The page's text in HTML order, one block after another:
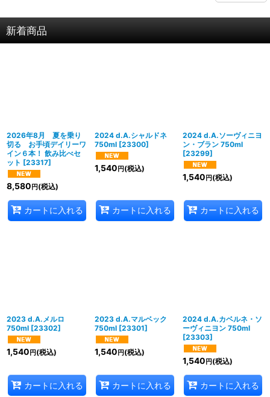
新着商品
2026年8月 夏を乗り
切る お手頃デイリーワ
イン６本！ 飲み比べセ
ット [23317]
8,580 円 (税込)
カートに入れる
2024 d.A.シャルドネ
750ml [23300]
1,540 円(税込)
カートに入れる
2024 d.A.ソーヴィニヨ
ン・ブラン 750ml
[23299]
1,540 円(税込)
カートに入れる
2023 d.A.メルロ
750ml [23302]
1,540 円 (税込)
カートに入れる
2023 d.A.マルベック
750ml [23301]
1,540 円(税込)
カートに入れる
2024 d.A.カベルネ・ソ
ーヴィニヨン 750ml
[23303]
1,540 円(税込)
カートに入れる